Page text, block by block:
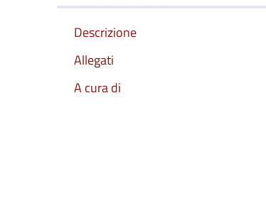
Descrizione
Allegati
A cura di